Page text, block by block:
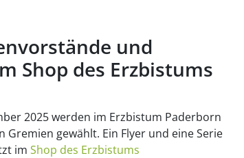
und
Shop des Erzbistums
2025 werden im Erzbistum Paderborn
gewählt. Ein Flyer und eine Serie
im Shop des Erzbistums